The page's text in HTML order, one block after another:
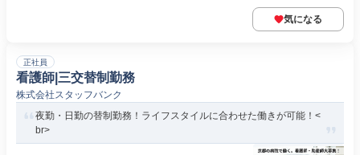
気になる
正社員
看護師|三交替制勤務
株式会社スタッフバンク
夜勤・日勤の替制勤務！ライフスタイルに合わせた働きが可能！<
br>